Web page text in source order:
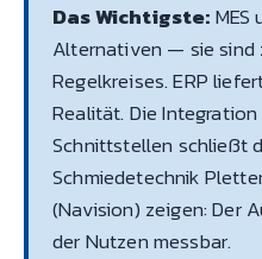
Das Wichtigste:MES
Alternativen — sie sind
Regelkreises. ERP
Realität. Die
Schnittstellen schließt
Schmiedetechnik
(Navision) zeigen: Der
der Nutzen messbar.